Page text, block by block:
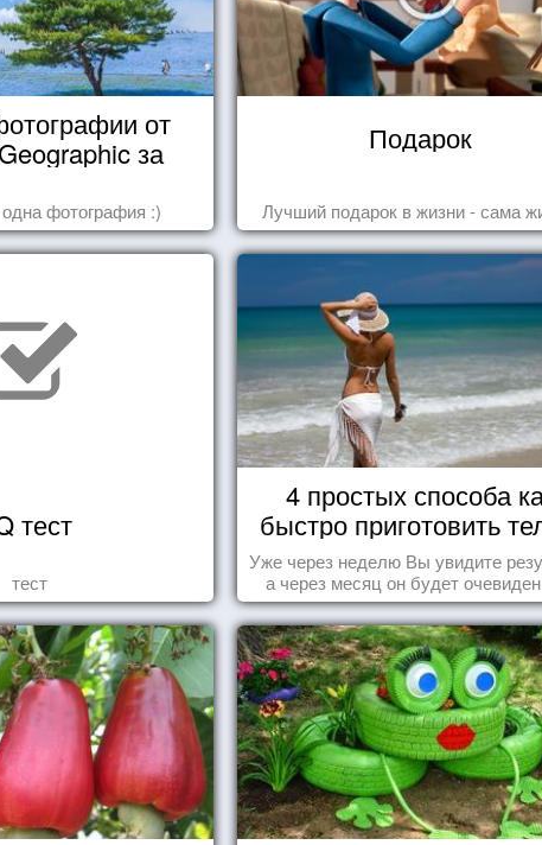
от
за
фотография :)
Подарок
Лучший подарок в жизни - сама
тест
тест
4 простых способа
быстро приготовить
морю
Уже через неделю Вы увидите
а через месяц он будет
всех!